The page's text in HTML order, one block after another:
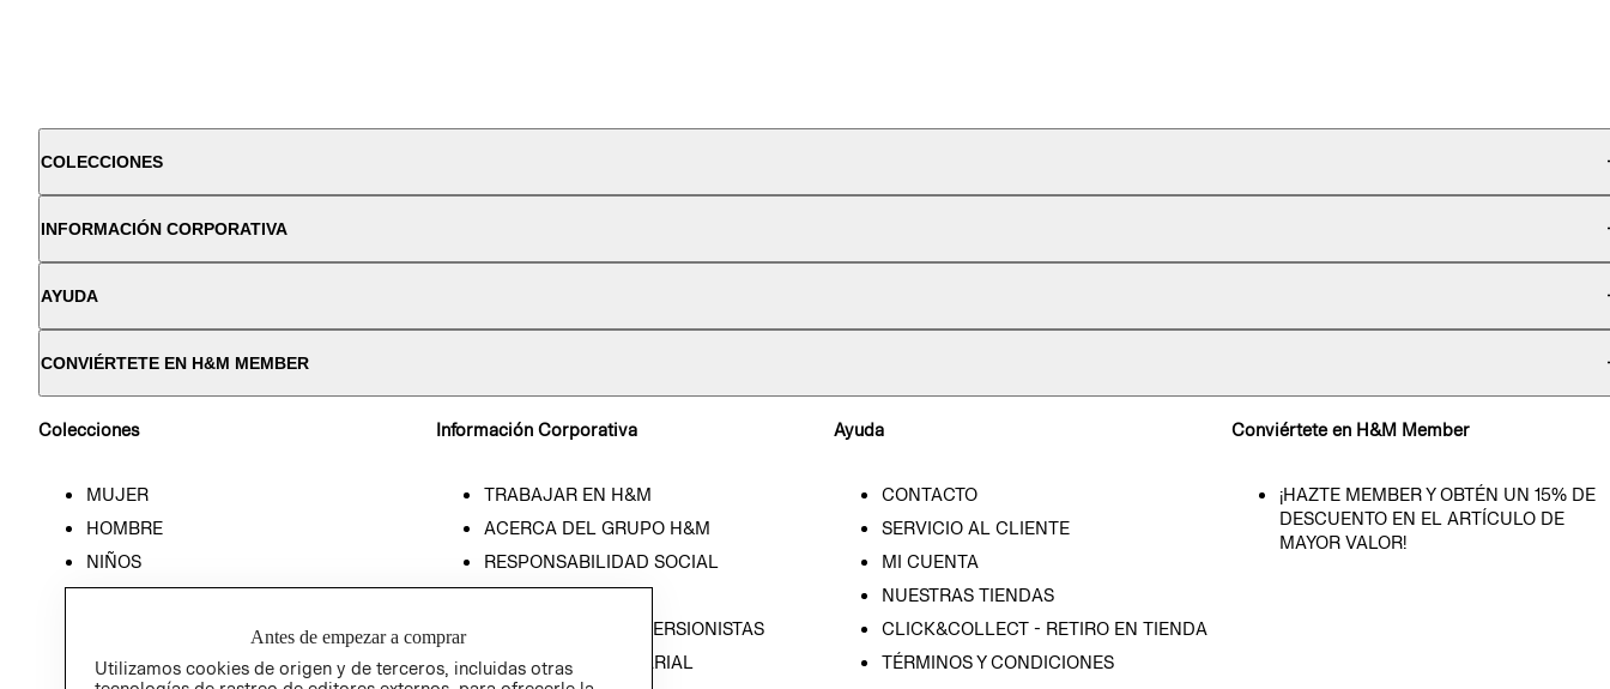
COLECCIONES
INFORMACIÓN CORPORATIVA
AYUDA
CONVIÉRTETE EN H&M MEMBER
Colecciones
MUJER
HOMBRE
NIÑOS
HOME
Información Corporativa
TRABAJAR EN H&M
ACERCA DEL GRUPO H&M
RESPONSABILIDAD SOCIAL
PRENSA
RELACIÓN CON INVERSIONISTAS
POLÍTICA EMPRESARIAL
Ayuda
CONTACTO
SERVICIO AL CLIENTE
MI CUENTA
NUESTRAS TIENDAS
CLICK&COLLECT - RETIRO EN TIENDA
TÉRMINOS Y CONDICIONES
Conviértete en H&M Member
¡HAZTE MEMBER Y OBTÉN UN 15% DE
DESCUENTO EN EL ARTÍCULO DE
MAYOR VALOR!
Antes de empezar a comprar
Utilizamos cookies de origen y de terceros, incluidas otras